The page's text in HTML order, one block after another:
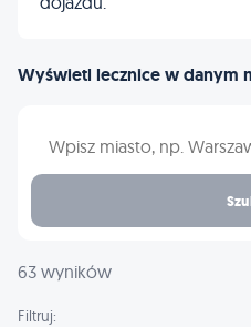
Wyświetl lecznice w danym
63 wyników
Filtruj: